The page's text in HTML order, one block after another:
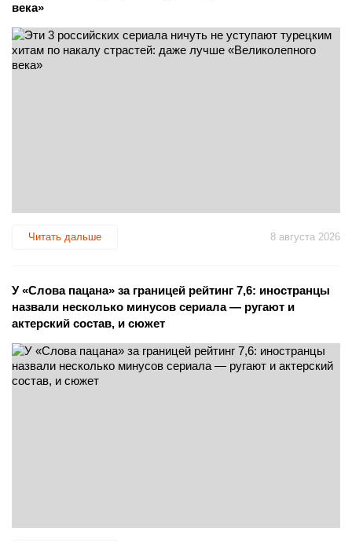
века»
Читать дальше 8 августа 2026
У «Слова пацана» за границей рейтинг 7,6: иностранцы
назвали несколько минусов сериала — ругают и
актерский состав, и сюжет